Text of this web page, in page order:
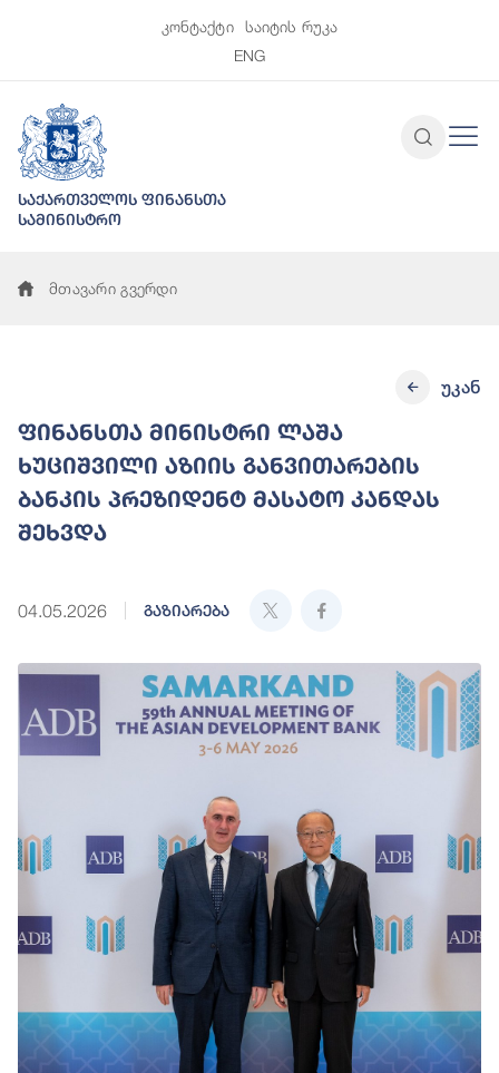
კონტაქტი
საიტის რუკა
ENG
საქართველოს ფინანსთა
სამინისტრო
მთავარი გვერდი
ფინანსთა მინისტრი ლაშა
ხუციშვილი აზიის განვითარების
ბანკის პრეზიდენტ მასატო კანდას
შეხვდა
04.05.2026 გაზიარება
უკან